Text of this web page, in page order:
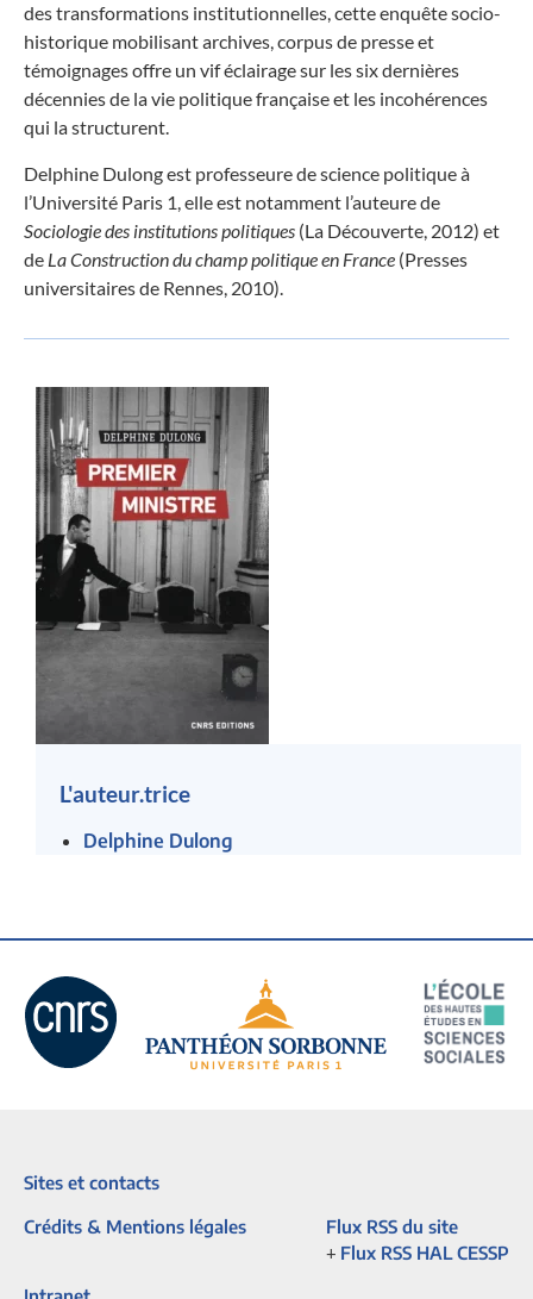
des transformations institutionnelles, cette enquête socio-
historique mobilisant archives, corpus de presse et
témoignages offre un vif éclairage sur les six dernières
décennies de la vie politique française et les incohérences
qui la structurent.
Delphine Dulong est professeure de science politique à
l’Université Paris 1, elle est notamment l’auteure de
Sociologie des institutions politiques (La Découverte, 2012) et
de La Construction du champ politique en France (Presses
universitaires de Rennes, 2010).
L'auteur.trice
Delphine Dulong
Sites et contacts
Crédits & Mentions légales
Flux RSS du site
+ Flux RSS HAL CESSP